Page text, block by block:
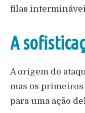
filas
A
A origem do
mas os
para uma ação